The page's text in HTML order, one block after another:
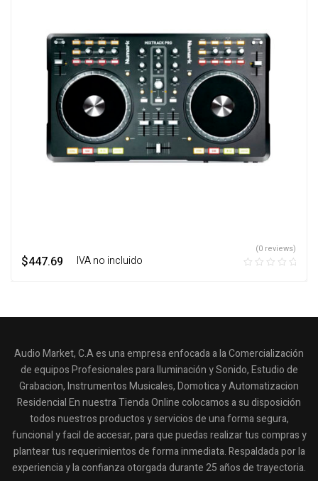
$447.69 ‎ ‎ ‎ IVA no incluido
(0 reviews)
Audio Market, C.A es una empresa enfocada a la Comercialización
de equipos Profesionales para Iluminación y Sonido, Estudio de
Grabacion, Instrumentos Musicales, Domotica y Automatizacion
Residencial En nuestra Tienda Online colocamos a su disposición
todos nuestros productos y servicios de una forma segura,
funcional y facil de accesar, para que puedas realizar tus compras y
plantear tus requerimientos de forma inmediata. Respaldada por la
experiencia y la confianza otorgada durante 25 años de trayectoria.